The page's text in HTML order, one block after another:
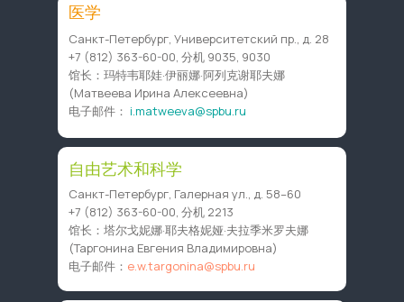
Санкт-Петербург, Университетский пр., д. 28
+7 (812) 363-60-00, 分机 9035, 9030
馆长：玛特韦耶娃·伊丽娜·阿列克谢耶夫娜
(Матвеева Ирина Алексеевна)
电子邮件： i.matweeva@spbu.ru
医学
自由艺术和科学
Санкт-Петербург, Галерная ул., д. 58–60
+7 (812) 363-60-00, 分机 2213
馆长：塔尔戈妮娜·耶夫格妮娅·夫拉季米罗夫娜
(Таргонина Евгения Владимировна)
电子邮件： e.w.targonina@spbu.ru